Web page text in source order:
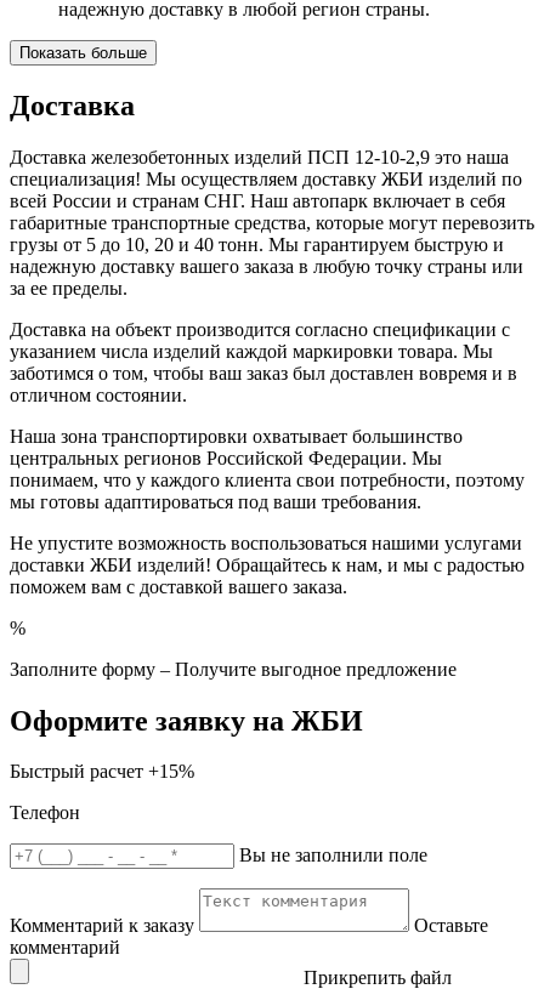
надежную доставку в любой регион страны.
Показать больше
Доставка
Доставка железобетонных изделий ПСП 12-10-2,9 это наша
специализация! Мы осуществляем доставку ЖБИ изделий по
всей России и странам СНГ. Наш автопарк включает в себя
габаритные транспортные средства, которые могут перевозить
грузы от 5 до 10, 20 и 40 тонн. Мы гарантируем быструю и
надежную доставку вашего заказа в любую точку страны или
за ее пределы.
Доставка на объект производится согласно спецификации с
указанием числа изделий каждой маркировки товара. Мы
заботимся о том, чтобы ваш заказ был доставлен вовремя и в
отличном состоянии.
Наша зона транспортировки охватывает большинство
центральных регионов Российской Федерации. Мы
понимаем, что у каждого клиента свои потребности, поэтому
мы готовы адаптироваться под ваши требования.
Не упустите возможность воспользоваться нашими услугами
доставки ЖБИ изделий! Обращайтесь к нам, и мы с радостью
поможем вам с доставкой вашего заказа.
%
Заполните форму – Получите выгодное предложение
Оформите заявку на ЖБИ
Быстрый расчет +15%
Телефон
Вы не заполнили поле
Комментарий к заказу
Оставьте
комментарий
Прикрепить файл